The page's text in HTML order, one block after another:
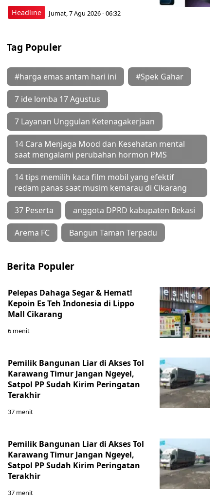
Headline Jumat, 7 Agu 2026 - 06:32
Tag Populer
#harga emas antam hari ini #Spek Gahar
7 ide lomba 17 Agustus
7 Layanan Unggulan Ketenagakerjaan
14 Cara Menjaga Mood dan Kesehatan mental
saat mengalami perubahan hormon PMS
14 tips memilih kaca film mobil yang efektif
redam panas saat musim kemarau di Cikarang
37 Peserta anggota DPRD kabupaten Bekasi
Arema FC Bangun Taman Terpadu
Berita Populer
Pelepas Dahaga Segar & Hemat!
Kepoin Es Teh Indonesia di Lippo
Mall Cikarang
6 menit
Pemilik Bangunan Liar di Akses Tol
Karawang Timur Jangan Ngeyel,
Satpol PP Sudah Kirim Peringatan
Terakhir
37 menit
Pemilik Bangunan Liar di Akses Tol
Karawang Timur Jangan Ngeyel,
Satpol PP Sudah Kirim Peringatan
Terakhir
37 menit